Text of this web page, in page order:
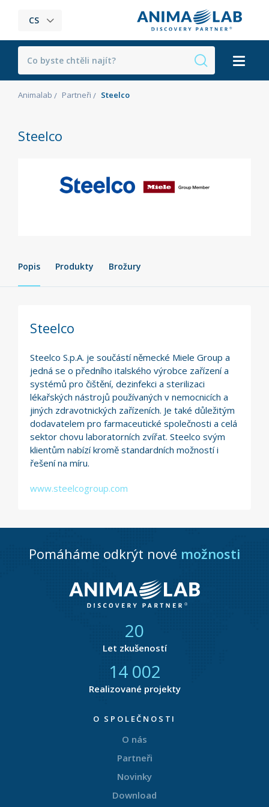
CS
Animalab Partneři Steelco
Steelco
Popis Produkty Brožury
Steelco
Steelco S.p.A. je součástí německé Miele Group a
jedná se o předního italského výrobce zařízení a
systémů pro čištění, dezinfekci a sterilizaci
lékařských nástrojů používaných v nemocnicích a
jiných zdravotnických zařízeních. Je také důležitým
dodavatelem pro farmaceutické společnosti a celá
sektor chovu laboratorních zvířat. Steelco svým
klientům nabízí kromě standardních možností i
řešení na míru.
www.steelcogroup.com
Pomáháme odkrýt nové možnosti
21
Let zkušeností
14 424
Realizované projekty
O SPOLEČNOSTI
O nás
Partneři
Novinky
Download